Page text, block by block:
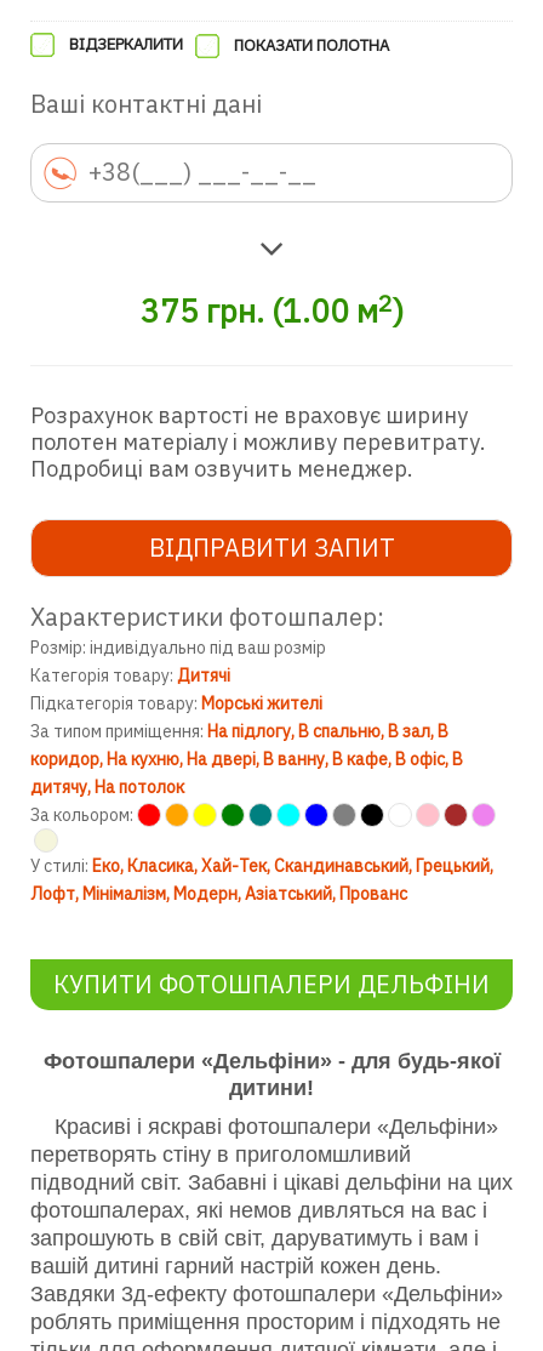
ВІДЗЕРКАЛИТИ ПОКАЗАТИ ПОЛОТНА
Ваші контактні дані
375 грн. (1.00м2)
Розрахунок вартості не враховує ширину
полотен матеріалу і можливу перевитрату.
Подробиці вам озвучить менеджер.
ВІДПРАВИТИ ЗАПИТ
Характеристики фотошпалер:
Розмір: індивідуально під ваш розмір
Категорія товару: Дитячі
Підкатегорія товару: Морські жителі
За типом приміщення: На підлогу В спальню В зал В
коридор На кухню На двері В ванну В кафе В офіс В
дитячу На потолок
За кольором:
У стилі: Еко Класика Хай-Тек Скандинавський Грецький
Лофт Мінімалізм Модерн Азіатський Прованс
КУПИТИ ФОТОШПАЛЕРИ ДЕЛЬФІНИ
Фотошпалери «Дельфіни» - для будь-якої
дитини!
Красиві і яскраві фотошпалери «Дельфіни»
перетворять стіну в приголомшливий
підводний світ. Забавні і цікаві дельфіни на цих
фотошпалерах, які немов дивляться на вас і
запрошують в свій світ, даруватимуть і вам і
вашій дитині гарний настрій кожен день.
Завдяки 3д-ефекту фотошпалери «Дельфіни»
роблять приміщення просторим і підходять не